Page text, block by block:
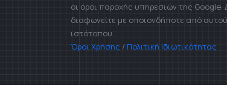
οι όροι παροχής υπηρεσιών της Google.
διαφωνείτε με οποιονδήποτε από
ιστότοπου.
Όροι Χρήσης / Πολιτική Ιδιωτικότητας